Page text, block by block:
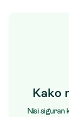
Kako
Nisi siguran